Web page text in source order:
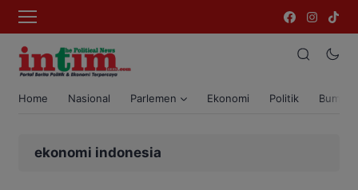
Home Nasional Parlemen Ekonomi Politik Bumi
ekonomi indonesia